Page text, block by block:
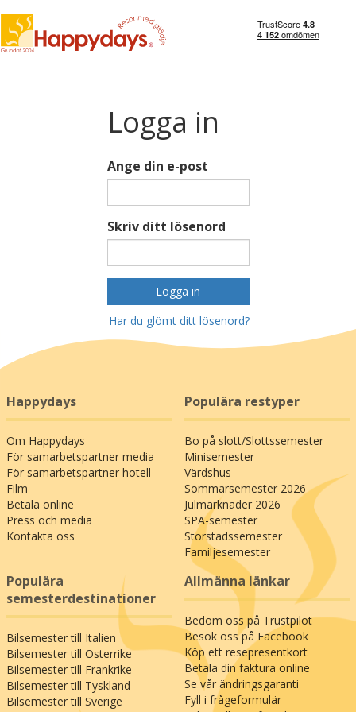
Logga in
Ange din e-post
Skriv ditt lösenord
Logga in
Har du glömt ditt lösenord?
Happydays
Om Happydays
För samarbetspartner media
För samarbetspartner hotell
Film
Betala online
Press och media
Kontakta oss
Populära restyper
Bo på slott/Slottssemester
Minisemester
Värdshus
Sommarsemester 2026
Julmarknader 2026
SPA-semester
Storstadssemester
Familjesemester
Populära
semesterdestinationer
Bilsemester till Italien
Bilsemester till Österrike
Bilsemester till Frankrike
Bilsemester till Tyskland
Bilsemester till Sverige
Allmänna länkar
Bedöm oss på Trustpilot
Besök oss på Facebook
Köp ett resepresentkort
Betala din faktura online
Se vår ändringsgaranti
Fyll i frågeformulär